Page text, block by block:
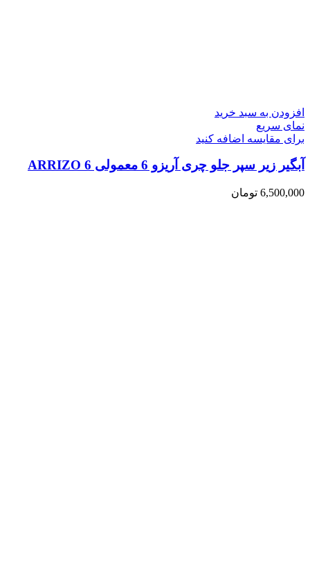
افزودن به سبد خرید
نمای سریع
برای مقایسه اضافه کنید
آبگیر زیر سپر جلو چری آریزو 6 معمولی ARRIZO 6
6,500,000 تومان